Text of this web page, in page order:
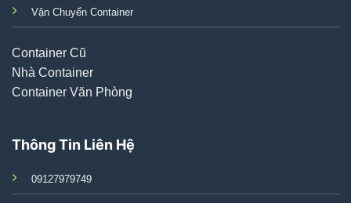
Vận Chuyển Container
Container Cũ
Nhà Container
Container Văn Phòng
Thông Tin Liên Hệ
09127979749